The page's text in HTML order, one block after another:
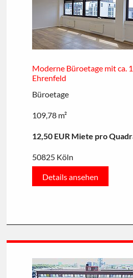
Moderne Büroetage mit ca.
Ehrenfeld
Büroetage
109,78 m²
12,50 EUR Miete pro
50825 Köln
Details ansehen